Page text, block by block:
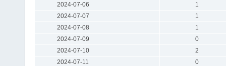
2024-07-06
1
2024-07-07
1
2024-07-08
1
2024-07-09
0
2024-07-10
2
2024-07-11
0